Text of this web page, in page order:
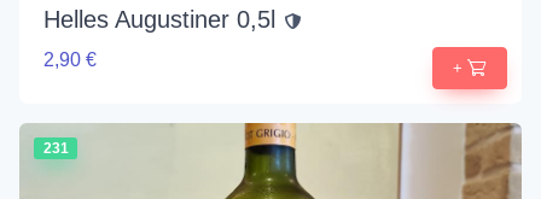
Helles Augustiner 0,5l
2,90 € +
231